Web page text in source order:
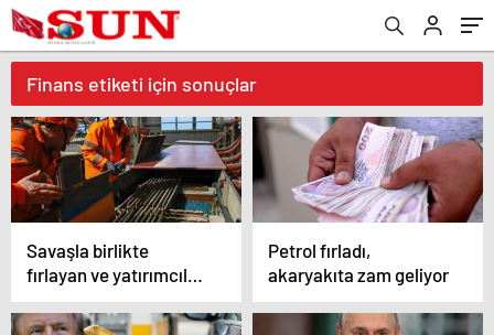
Finans etiketi için sonuçlar
Savaşla birlikte
fırlayan ve yatırımcıları
peşine düşüren
bakırda sert düşüş
Petrol fırladı,
akaryakıta zam geliyor